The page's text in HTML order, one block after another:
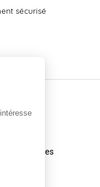
sécurisé
et horaires